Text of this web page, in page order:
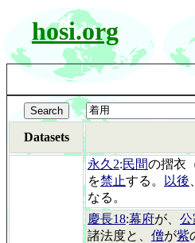
hosi.org
Datasets
永久2:民間の摺衣
を禁止する。 以後
なる。
慶長18:幕府が、 公
諸法度と、 僧が紫